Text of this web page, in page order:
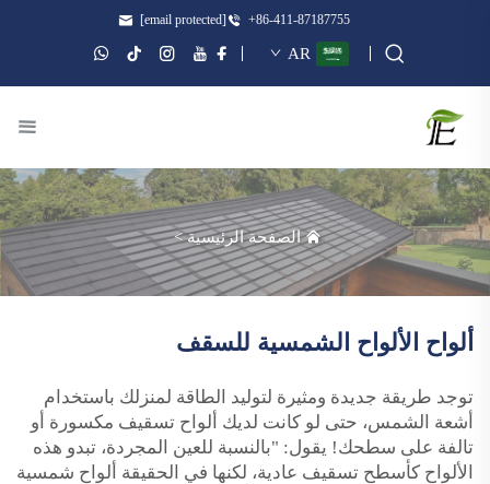
+86-411-87187755
[email protected]
AR
الصفحة الرئيسية>
ألواح الألواح الشمسية للسقف
توجد طريقة جديدة ومثيرة لتوليد الطاقة لمنزلك باستخدام
أشعة الشمس، حتى لو كانت لديك ألواح تسقيف مكسورة أو
تالفة على سطحك! يقول: "بالنسبة للعين المجردة، تبدو هذه
الألواح كأسطح تسقيف عادية، لكنها في الحقيقة ألواح شمسية